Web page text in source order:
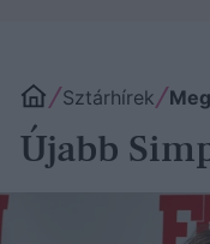
Sztárhírek
Újabb